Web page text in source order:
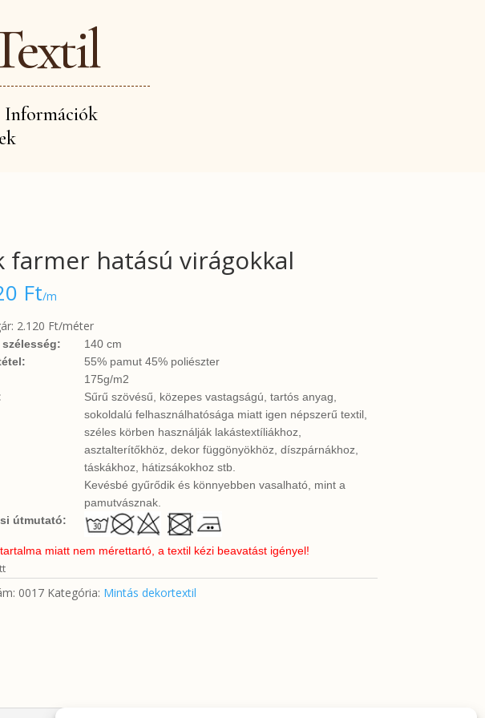
Információk
farmer hatású virágokkal
Ft/m
2.120 Ft/méter
140 cm
55% pamut 45% poliészter
175g/m2
Sűrű szövésű, közepes vastagságú, tartós anyag,
sokoldalú felhasználhatósága miatt igen népszerű textil,
széles körben használják lakástextíliákhoz,
asztalterítőkhöz, dekor függönyökhöz, díszpárnákhoz,
táskákhoz, hátizsákokhoz stb.
Kevésbé gyűrődik és könnyebben vasalható, mint a
pamutvásznak.
útmutató:
miatt nem mérettartó, a textil kézi beavatást igényel!
0017 Kategória: Mintás dekortextil